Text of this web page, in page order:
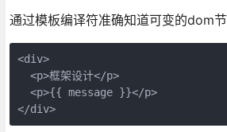
通过模板编译符准确知道可变的dom
<div>
  <p>框架设计</p>
  <p>{{ message }}</p>
</div>